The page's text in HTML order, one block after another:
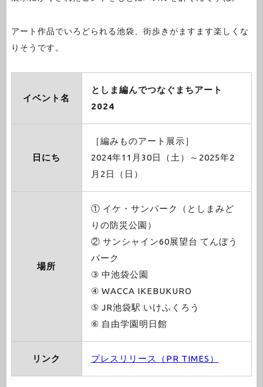
アート作品でいろどられる池袋、街歩きがますます楽しくな
りそうです。
イベント名
としま編んでつなぐまちアート
2024
日にち
［編みものアート展示］
2024年11月30日（土）～2025年2
月2日（日）
場所
① イケ・サンパーク（としまみど
りの防災公園）
② サンシャイン60展望台 てんぼう
パーク
③ 中池袋公園
④ WACCA IKEBUKURO
⑤ JR池袋駅 いけふくろう
⑥ 自由学園明日館
リンク プレスリリース（PR TIMES）